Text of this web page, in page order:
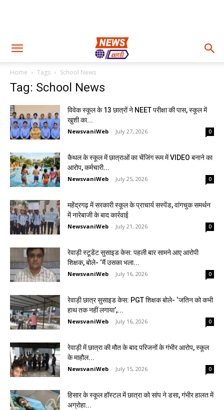
Home Tags School News
Tag: School News
विवेक स्कूल के 13 छात्रों ने NEET परीक्षा की पास, स्कूल में
खुशी का...
NewsvaniWeb - July 27, 2026 0
कैथल के स्कूल में छात्राओं का चेंजिंग रूम में VIDEO बनाने का
आरोप, कर्मचारी...
NewsvaniWeb - July 25, 2026 0
महेंद्रगढ़ में सरकारी स्कूल के प्राचार्य सस्पेंड, वांगचुक समर्थन
में नारेबाजी के बाद कार्रवाई
NewsvaniWeb - July 21, 2026 0
रेवाड़ी स्टूडेंट सुसाइड केस: पहली बार सामने आए आरोपी
शिक्षक, बोले- ‘मैं उसका भला...
NewsvaniWeb - July 16, 2026 0
रेवाड़ी छात्र सुसाइड केस: PGT शिक्षक बोले- ‘जतिन को कभी
हाथ तक नहीं लगाया’,...
NewsvaniWeb - July 16, 2026 0
रेवाड़ी में छात्रा की मौत के बाद परिजनों के गंभीर आरोप, स्कूल
के माहौल...
NewsvaniWeb - July 15, 2026 0
हिसार के स्कूल हॉस्टल में छात्रा को सांप ने डसा, गंभीर हालत में
अग्रोहा...